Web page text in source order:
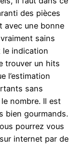
des pièces
avec une bonne
sains
le indication
trouver un hits
l’estimation
sans
nombre. Il est
bien gourmands.
pourrez vous
internet par de